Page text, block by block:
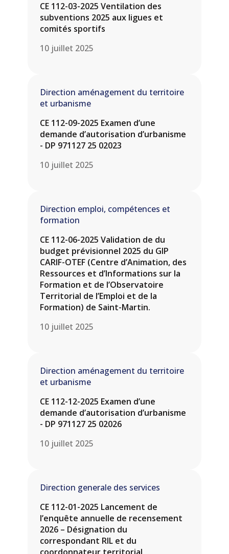
CE 112-03-2025 Ventilation des
subventions 2025 aux ligues et
comités sportifs
10 juillet 2025
Direction aménagement du territoire
et urbanisme
CE 112-09-2025 Examen d’une
demande d’autorisation d’urbanisme
- DP 971127 25 02023
10 juillet 2025
Direction emploi, compétences et
formation
CE 112-06-2025 Validation de du
budget prévisionnel 2025 du GIP
CARIF-OTEF (Centre d’Animation, des
Ressources et d’Informations sur la
Formation et de l’Observatoire
Territorial de l’Emploi et de la
Formation) de Saint-Martin.
10 juillet 2025
Direction aménagement du territoire
et urbanisme
CE 112-12-2025 Examen d’une
demande d’autorisation d’urbanisme
- DP 971127 25 02026
10 juillet 2025
Direction generale des services
CE 112-01-2025 Lancement de
l’enquête annuelle de recensement
2026 – Désignation du
correspondant RIL et du